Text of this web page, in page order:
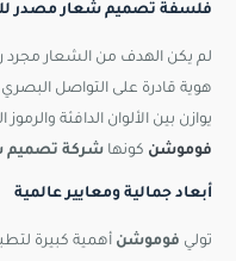
فلسفة تصميم شعار مصدر
لم يكن الهدف من الشعار مجرد
هوية قادرة على التواصل
يوازن بين الألوان الدافئة
فوموشن كونها شركة تصميم
أبعاد جمالية ومعايير عالمية
تولي فوموشن أهمية كبيرة